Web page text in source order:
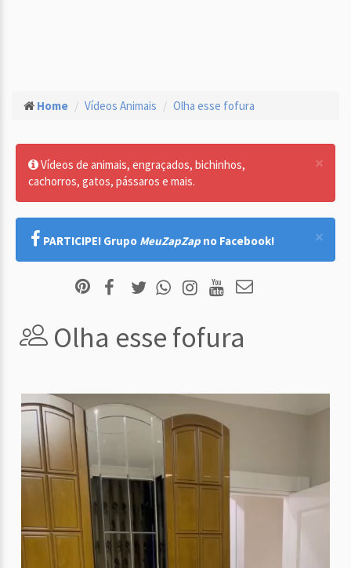
Home Vídeos Animais Olha esse fofura
×
Vídeos de animais, engraçados, bichinhos,
cachorros, gatos, pássaros e mais.
×
PARTICIPE! Grupo MeuZapZap no Facebook!
Olha esse fofura